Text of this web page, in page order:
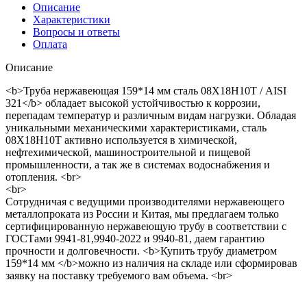
Описание
Характеристики
Вопросы и ответы
Оплата
Описание
<b>Труба нержавеющая 159*14 мм сталь 08Х18Н10Т / AISI
321</b> обладает высокой устойчивостью к коррозии,
перепадам температур и различным видам нагрузки. Обладая
уникальными механическими характеристиками, сталь
08Х18Н10Т активно используется в химической,
нефтехимической, машиностроительной и пищевой
промышленности, а так же в системах водоснабжения и
отопления. <br>
<br>
Сотрудничая с ведущими производителями нержавеющего
металлопроката из России и Китая, мы предлагаем только
сертифицированную нержавеющую трубу в соответствии с
ГОСТами 9941-81,9940-2022 и 9940-81, даем гарантию
прочности и долговечности. <b>Купить трубу диаметром
159*14 мм </b>можно из наличия на складе или сформировав
заявку на поставку требуемого вам объема. <br>